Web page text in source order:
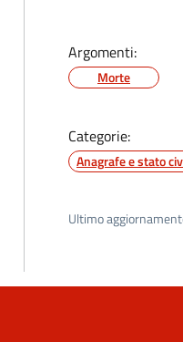
Argomenti:
Morte
Categorie:
Anagrafe e stato
Ultimo